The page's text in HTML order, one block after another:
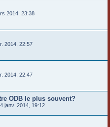
2014, 23:38
2014, 22:57
2014, 22:47
ODB le plus souvent?
janv. 2014, 19:12